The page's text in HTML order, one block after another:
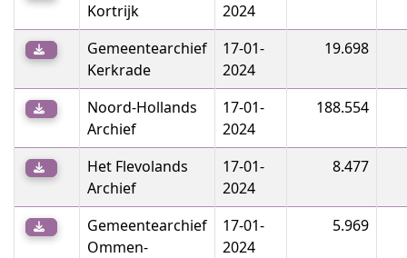
Kortrijk
2024
Gemeentearchief
Kerkrade
17-01-
2024
19.698
Noord-Hollands
Archief
17-01-
2024
188.554
Het Flevolands
Archief
17-01-
2024
8.477
Gemeentearchief
Ommen-
17-01-
2024
5.969